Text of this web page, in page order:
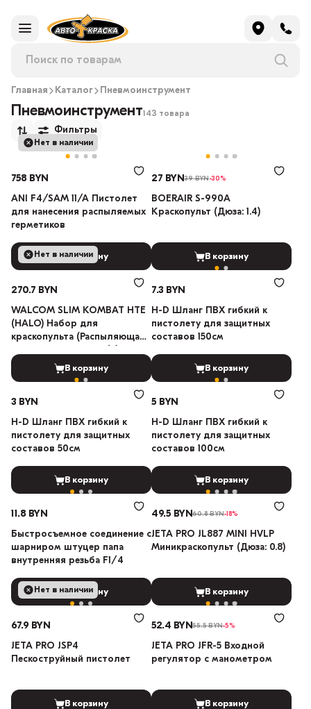
Главная Каталог Пневмоинструмент
Пневмоинструмент 143 товара
Фильтры
Нет в наличии
758 BYN
ANI F4/SAM 11/A Пистолет
для нанесения распыляемых
герметиков
В корзину
27 BYN39 BYN-30%
BOERAIR S-990A
Краскопульт (Дюза: 1.4)
В корзину
Нет в наличии
270.7 BYN
WALCOM SLIM KOMBAT HTE
(HALO) Набор для
краскопульта (Распыляющая
1.3)
В корзину
7.3 BYN
H-D Шланг ПВХ гибкий к
пистолету для защитных
составов 150см
В корзину
3 BYN
H-D Шланг ПВХ гибкий к
пистолету для защитных
составов 50см
В корзину
5 BYN
H-D Шланг ПВХ гибкий к
пистолету для защитных
составов 100см
В корзину
11.8 BYN
Быстросъемное соединение с
шарниром штуцер папа
внутренняя резьба F1/4
В корзину
49.5 BYN60.8 BYN-18%
JETA PRO JL887 MINI HVLP
Миникраскопульт (Дюза: 0.8)
В корзину
Нет в наличии
67.9 BYN
JETA PRO JSP4
Пескоструйный пистолет
В корзину
52.4 BYN55.5 BYN-5%
JETA PRO JFR-5 Входной
регулятор с манометром
В корзину